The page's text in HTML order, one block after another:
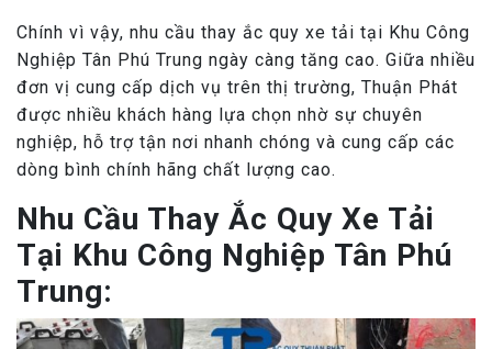
Chính vì vậy, nhu cầu thay ắc quy xe tải tại Khu Công
Nghiệp Tân Phú Trung ngày càng tăng cao. Giữa nhiều
đơn vị cung cấp dịch vụ trên thị trường, Thuận Phát
được nhiều khách hàng lựa chọn nhờ sự chuyên
nghiệp, hỗ trợ tận nơi nhanh chóng và cung cấp các
dòng bình chính hãng chất lượng cao.
Nhu Cầu Thay Ắc Quy Xe Tải
Tại Khu Công Nghiệp Tân Phú
Trung: